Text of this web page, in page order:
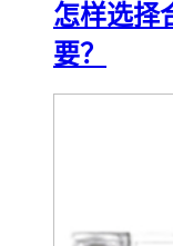
怎样选择
要？